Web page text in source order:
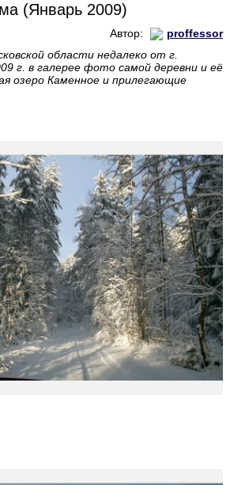
(Январь 2009)
Автор:
proffessor
области недалеко от г.
г. в галерее фото самой деревни и её
озеро Каменное и прилегающие